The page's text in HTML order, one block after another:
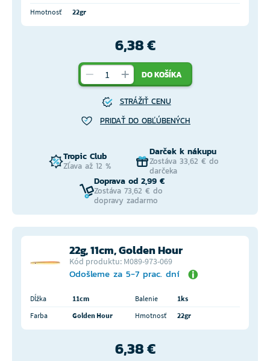
Hmotnosť
22gr
6,38 €
DO KOŠÍKA
STRÁŽIŤ CENU
PRIDAŤ DO OBĽÚBENÝCH
Tropic Club
Zľava až 12 %
Darček k nákupu
Zostáva 33,62 € do
darčeka
Doprava od 2,99 €
Zostáva 73,62 € do
dopravy zadarmo
22g, 11cm, Golden Hour
Kód produktu: M089-973-069
Odošleme za 5-7 prac. dní
Dĺžka 11cm Balenie
1ks
Farba
Golden Hour Hmotnosť 22gr
6,38 €